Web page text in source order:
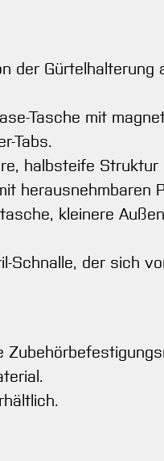
der
Tasche mit
Tabs.
halbsteife
herausnehmbaren
kleinere
Schnalle, der sich